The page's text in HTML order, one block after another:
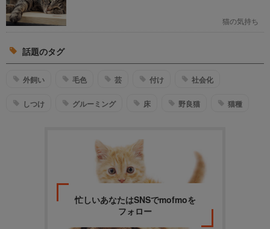
猫の気持ち
話題のタグ
外飼い 毛色 芸 付け 社会化
しつけ グルーミング 床 野良猫 猫種
忙しいあなたはSNSでmofmoを
フォロー